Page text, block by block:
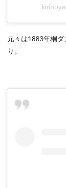
元々は1883年桐
り。